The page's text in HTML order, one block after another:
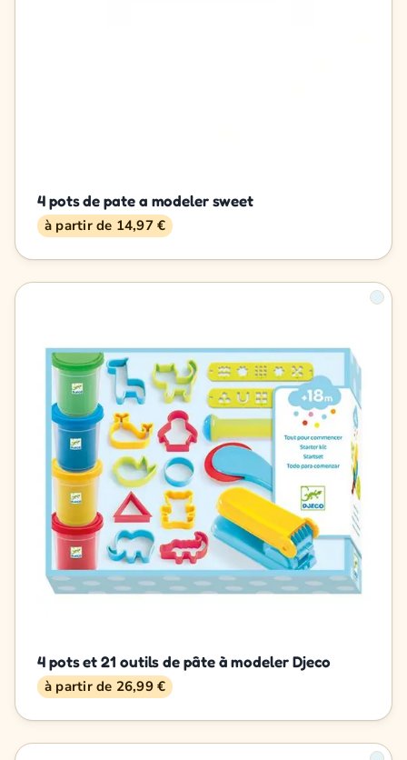
4 pots de pate a modeler sweet
à partir de 14,97 €
4 pots et 21 outils de pâte à modeler Djeco
à partir de 26,99 €